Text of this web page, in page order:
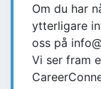
Om du har
ytterligare
oss på
Vi ser fram